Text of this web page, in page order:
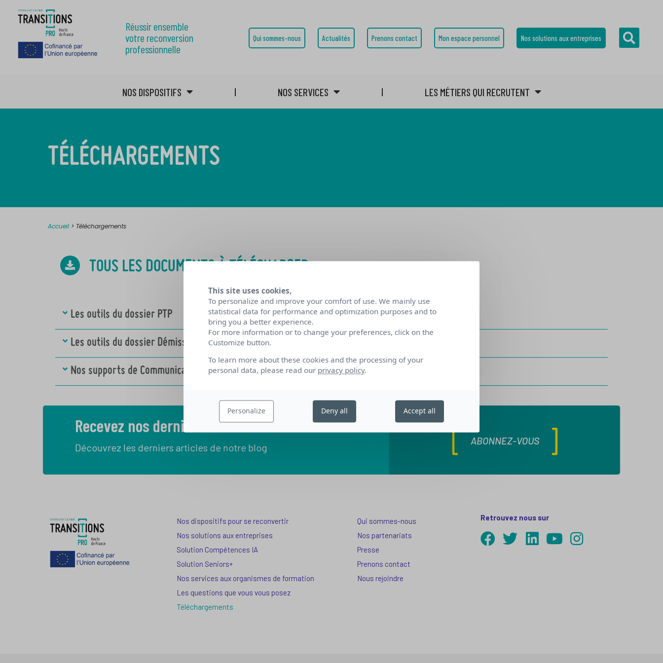
Réussir ensemble
votre reconversion
professionnelle
Qui sommes-nous Actualités Prenons contact Mon espace personnel Nos solutions aux entreprises
NOS DISPOSITIFS NOS SERVICES LES MÉTIERS QUI RECRUTENT
TÉLÉCHARGEMENTS
Accueil > Téléchargements
TOUS LES DOCUMENTS À TÉLÉCHARGER
Les outils du dossier PTP
Les outils du dossier Démissionnaire
Nos supports de Communication
Recevez nos dernières informations
Découvrez les derniers articles de notre blog
ABONNEZ-VOUS
Nos dispositifs pour se reconvertir
Nos solutions aux entreprises
Solution Compétences IA
Solution Seniors+
Nos services aux organismes de formation
Les questions que vous vous posez
Téléchargements
Qui sommes-nous
Nos partenariats
Presse
Prenons contact
Nous rejoindre
Retrouvez nous sur
This site uses cookies,
To personalize and improve your comfort of use. We mainly use
statistical data for performance and optimization purposes and to
bring you a better experience.
For more information or to change your preferences, click on the
Customize button.
To learn more about these cookies and the processing of your
personal data, please read our privacy policy.
Personalize Deny all Accept all